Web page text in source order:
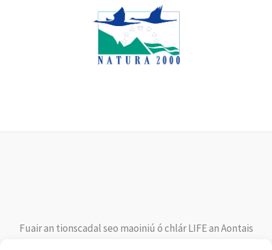
Fuair an tionscadal seo maoiniú ó chlár LIFE an Aontais